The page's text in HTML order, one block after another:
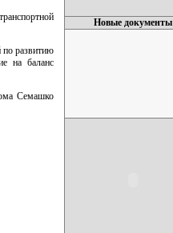
развитию
на баланс
Семашко
Новые документы